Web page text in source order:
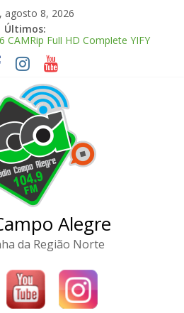
agosto 8, 2026
Últimos:
Full HD Complete YIFY
2026 Updated Torrent Dow𝚗l𝚘аd
UHD Proper FullMov𝗂e
Key Windows 11 (x32x64) no
(x64) Reddit
Alegre
da Região Norte